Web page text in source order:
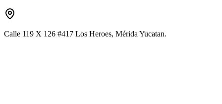
Calle 119 X 126 #417 Los Heroes, Mérida Yucatan.